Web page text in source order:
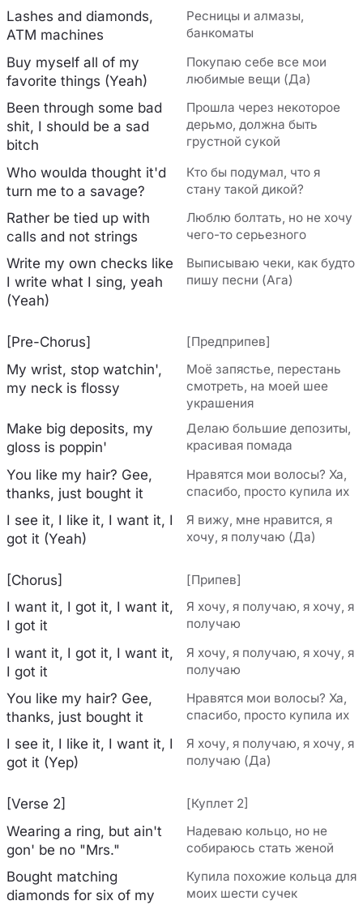
Lashes and diamonds,
ATM machines
Ресницы и алмазы,
банкоматы
Buy myself all of my
favorite things (Yeah)
Покупаю себе все мои
любимые вещи (Да)
Been through some bad
shit, I should be a sad
bitch
Прошла через некоторое
дерьмо, должна быть
грустной сукой
Who woulda thought it'd
turn me to a savage?
Кто бы подумал, что я
стану такой дикой?
Rather be tied up with
calls and not strings
Люблю болтать, но не хочу
чего-то серьезного
Write my own checks like
I write what I sing, yeah
(Yeah)
Выписываю чеки, как будто
пишу песни (Ага)
[Pre-Chorus] [Предприпев]
My wrist, stop watchin',
my neck is flossy
Моё запястье, перестань
смотреть, на моей шее
украшения
Make big deposits, my
gloss is poppin'
Делаю большие депозиты,
красивая помада
You like my hair? Gee,
thanks, just bought it
Нравятся мои волосы? Ха,
спасибо, просто купила их
I see it, I like it, I want it, I
got it (Yeah)
Я вижу, мне нравится, я
хочу, я получаю (Да)
[Chorus] [Припев]
I want it, I got it, I want it,
I got it
Я хочу, я получаю, я хочу, я
получаю
I want it, I got it, I want it,
I got it
Я хочу, я получаю, я хочу, я
получаю
You like my hair? Gee,
thanks, just bought it
Нравятся мои волосы? Ха,
спасибо, просто купила их
I see it, I like it, I want it, I
got it (Yep)
Я хочу, я получаю, я хочу, я
получаю (Да)
[Verse 2] [Куплет 2]
Wearing a ring, but ain't
gon' be no "Mrs."
Надеваю кольцо, но не
собираюсь стать женой
Bought matching
diamonds for six of my
Купила похожие кольца для
моих шести сучек